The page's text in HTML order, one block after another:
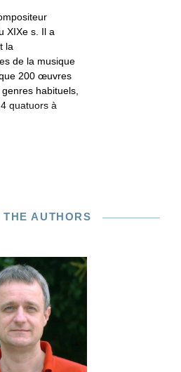
XIXe s. Il a
la
de la musique
200 œuvres
habituels,
quatuors à
AUTHORS